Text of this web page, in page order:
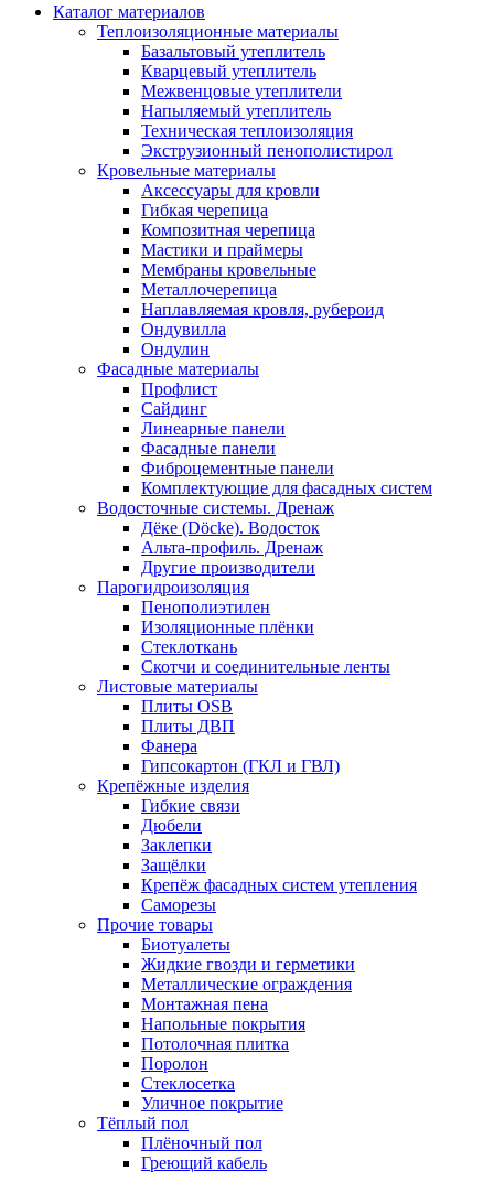
Каталог материалов
Теплоизоляционные материалы
Базальтовый утеплитель
Кварцевый утеплитель
Межвенцовые утеплители
Напыляемый утеплитель
Техническая теплоизоляция
Экструзионный пенополистирол
Кровельные материалы
Аксессуары для кровли
Гибкая черепица
Композитная черепица
Мастики и праймеры
Мембраны кровельные
Металлочерепица
Наплавляемая кровля, рубероид
Ондувилла
Ондулин
Фасадные материалы
Профлист
Сайдинг
Линеарные панели
Фасадные панели
Фиброцементные панели
Комплектующие для фасадных систем
Водосточные системы. Дренаж
Дёке (Döcke). Водосток
Альта-профиль. Дренаж
Другие производители
Парогидроизоляция
Пенополиэтилен
Изоляционные плёнки
Стеклоткань
Скотчи и соединительные ленты
Листовые материалы
Плиты OSB
Плиты ДВП
Фанера
Гипсокартон (ГКЛ и ГВЛ)
Крепёжные изделия
Гибкие связи
Дюбели
Заклепки
Защёлки
Крепёж фасадных систем утепления
Саморезы
Прочие товары
Биотуалеты
Жидкие гвозди и герметики
Металлические ограждения
Монтажная пена
Напольные покрытия
Потолочная плитка
Поролон
Стеклосетка
Уличное покрытие
Тёплый пол
Плёночный пол
Греющий кабель